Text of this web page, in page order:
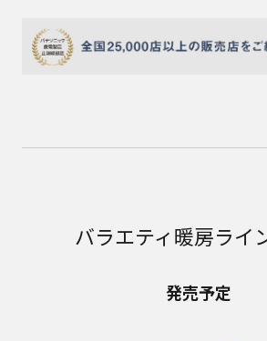
バラエティ暖房ライ
発売予定